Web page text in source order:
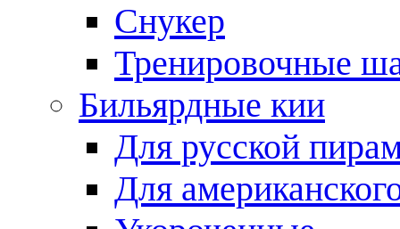
Снукер
Тренировочные
Бильярдные кии
Для русской
Для